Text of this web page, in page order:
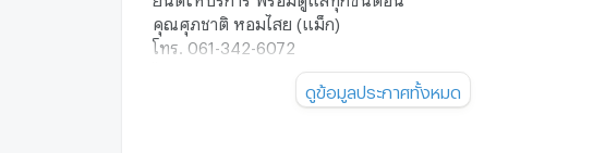
คุณศุภชาติ หอมไสย (แม็ก)
โทร. 061-342-6072
(ซื่อสัตย์ ชัดเจน ไม่บวกราคา)ดูข้อมูลประกาศทั้งหมด